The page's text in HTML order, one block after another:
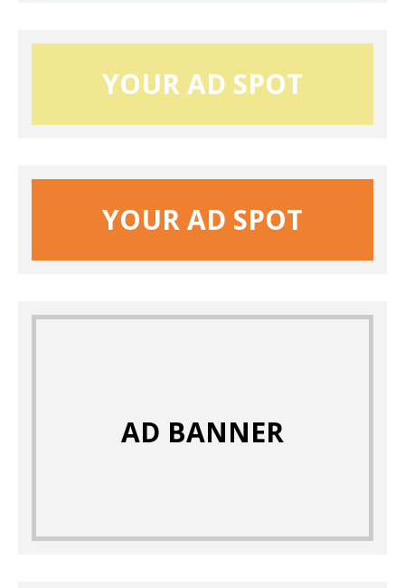
YOUR AD SPOT
YOUR AD SPOT
AD BANNER